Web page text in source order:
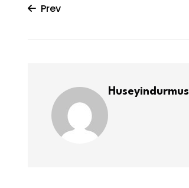
Prev
Huseyindurmus